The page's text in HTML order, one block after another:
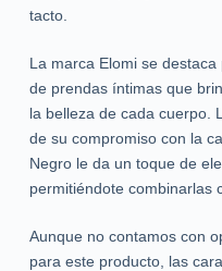
tacto.
La marca Elomi se
de prendas íntimas que
la belleza de cada cuerpo.
de su compromiso con la
Negro le da un toque de
permitiéndote combinarlas
Aunque no contamos con
para este producto, las